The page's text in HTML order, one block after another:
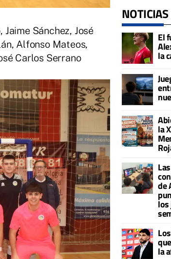
Sánchez, José
Alfonso Mateos,
Carlos Serrano
El
la
la
de
la